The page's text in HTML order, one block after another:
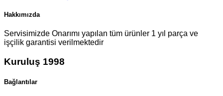
Hakkımızda
Servisimizde Onarımı yapılan tüm ürünler 1 yıl parça ve
işçilik garantisi verilmektedir
Kuruluş 1998
Bağlantılar